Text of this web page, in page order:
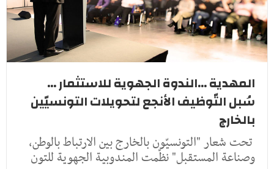
المهدية ...الندوة الجهوية للاستثمار ...
سُبل التّوظيف الأنجع لتحويلات التونسيّين
بالخارج
تحت شعار "التونسيّون بالخارج بين الارتباط بالوطن،
وصناعة المستقبل" نظّمت المندوبية الجهوية للتون